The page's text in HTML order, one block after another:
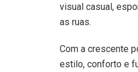
visual casual,
as ruas.
Com a crescente
estilo, conforto e